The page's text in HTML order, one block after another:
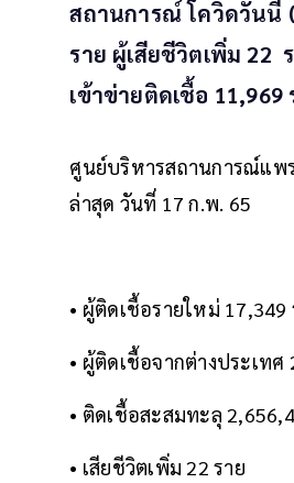
สถานการณ์ โควิดวันนี้
ราย ผู้เสียชีวิตเพิ่ม 22
เข้าข่ายติดเชื้อ 11,969
ศูนย์บริหารสถานการณ์แพ
ล่าสุด วันที่ 17 ก.พ. 65
• ผู้ติดเชื้อรายใหม่ 17,349
• ผู้ติดเชื้อจากต่างประเทศ
• ติดเชื้อสะสมทะลุ
• เสียชีวิตเพิ่ม 22 ราย